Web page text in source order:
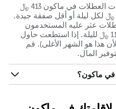
في المتوسط ، تبلغ تكلفة إيجارات العطلات في ماكون 413 ﷼
لكل ليلة ، ولكن يعتبر سعر 361 ﷼ لكل ليلة أو أقل صفقة جيدة.
عثر عليه المستخدمون
مؤخراً في ماكون كان مقابل 118 ﷼ لليلة. إذا استطعت حاول
هذا هو الشهر الأغلى). قم
المال.
في ماكون؟